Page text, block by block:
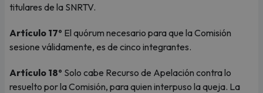
titulares de la SNRTV.
Artículo 17º El quórum necesario para que la Comisión
sesione válidamente, es de cinco integrantes.
Artículo 18º Solo cabe Recurso de Apelación contra lo
resuelto por la Comisión, para quien interpuso la queja. La